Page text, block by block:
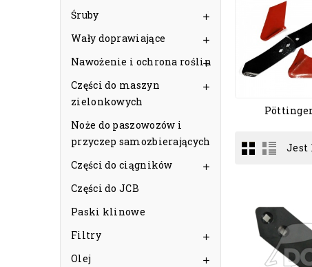
Śruby 
Wały doprawiające 
Nawożenie i ochrona roślin

Części do maszyn
zielonkowych

Noże do paszowozów i
przyczep samozbierających
Części do ciągników

Części do JCB
Paski klinowe
Filtry

Olej 
Jest